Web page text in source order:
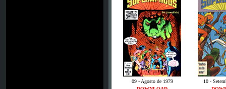
09 - Agosto de 1979
10 -